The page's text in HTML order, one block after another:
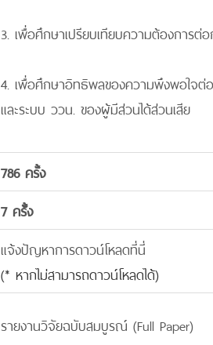
3. เพื่อศึกษาเปรียบเทียบความต้องการ
4. เพื่อศึกษาอิทธิพลของความพึงพอใจต่
และระบบ ววน. ของผู้มีส่วนได้ส่วนเสีย
786 ครั้ง
7 ครั้้ง
แจ้งปัญหาการดาวน์โหลดที่นี่
(* หากไม่สามารถดาวน์โหลดได้)
รายงานวิจัยฉบับสมบูรณ์ (Full Paper)